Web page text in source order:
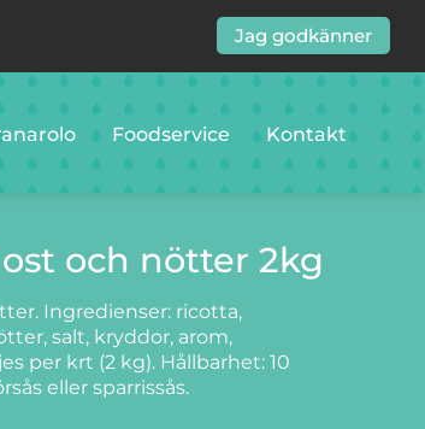
Jag godkänner
Foodservice Kontakt
och nötter 2kg
Ingredienser: ricotta,
salt, kryddor, arom,
per krt (2 kg). Hållbarhet: 10
eller sparrissås.